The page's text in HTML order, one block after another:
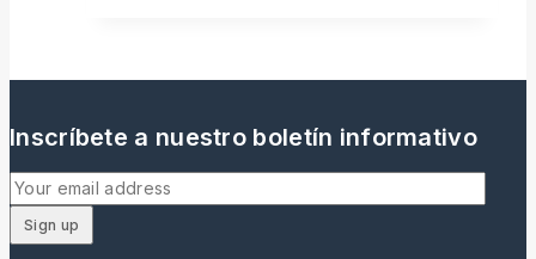
Inscríbete a nuestro boletín informativo